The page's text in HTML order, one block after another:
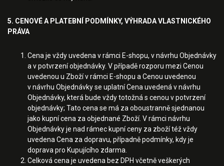
5. CENOVÉ A PLATEBNÍ PODMÍNKY, VÝHRADA VLASTNICKÉHO
PRÁVA
Cena je vždy uvedena v rámci E-shopu, v návrhu Objednávky
a v potvrzení objednávky. V případě rozporu mezi Cenou
uvedenou u Zboží v rámci E-shopu a Cenou uvedenou
v návrhu Objednávky se uplatní Cena uvedená v návrhu
Objednávky, která bude vždy totožná s cenou v potvrzení
objednávky; Tato cena se má za oboustranně sjednanou
jako kupní cena za objednané Zboží. V rámci návrhu
Objednávky je nad rámec kupní ceny za zboží též vždy
uvedena Cena za dopravu, případně podmínky, kdy je
doprava pro Kupujícího zdarma.
Celková cena je uvedena bez DPH včetně veškerých